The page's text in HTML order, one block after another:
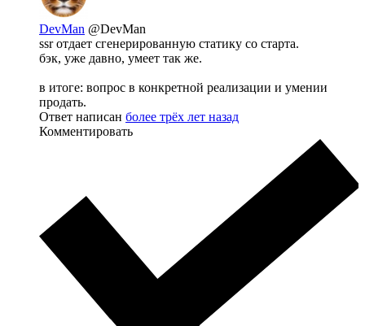
DevMan @DevMan
ssr отдает сгенерированную статику со старта.
бэк, уже давно, умеет так же.
в итоге: вопрос в конкретной реализации и умении
продать.
Ответ написан более трёх лет назад
Комментировать